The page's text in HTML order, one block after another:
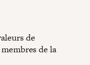
de
de la